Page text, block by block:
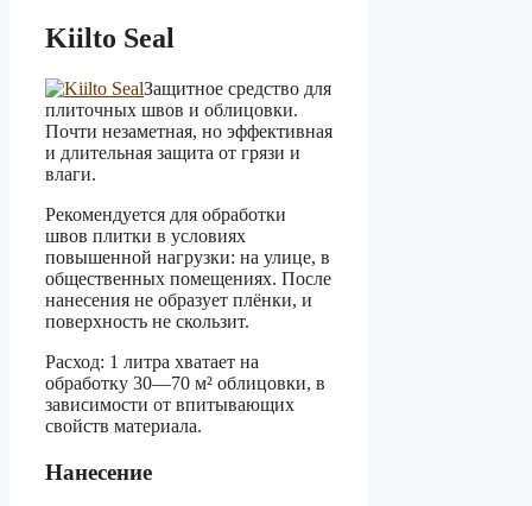
Kiilto Seal
Защитное средство для
плиточных швов и облицовки.
Почти незаметная, но эффективная
и длительная защита от грязи и
влаги.
Рекомендуется для обработки
швов плитки в условиях
повышенной нагрузки: на улице, в
общественных помещениях. После
нанесения не образует плёнки, и
поверхность не скользит.
Расход: 1 литра хватает на
обработку 30—70 м² облицовки, в
зависимости от впитывающих
свойств материала.
Нанесение